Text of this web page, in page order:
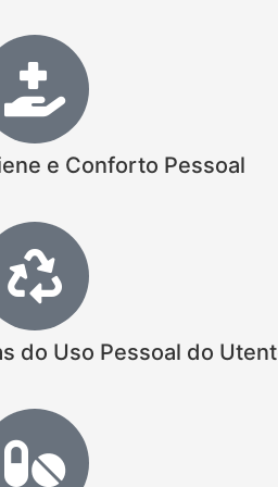
e Conforto Pessoal
do Uso Pessoal do